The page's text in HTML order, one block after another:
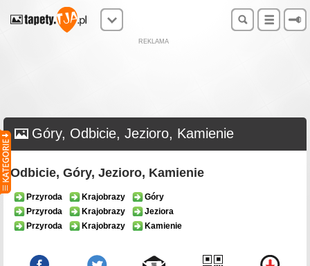
REKLAMA
Góry, Odbicie, Jezioro, Kamienie
Odbicie, Góry, Jezioro, Kamienie
Przyroda Krajobrazy
Góry
Przyroda
Krajobrazy
Jeziora
Przyroda
Krajobrazy Kamienie